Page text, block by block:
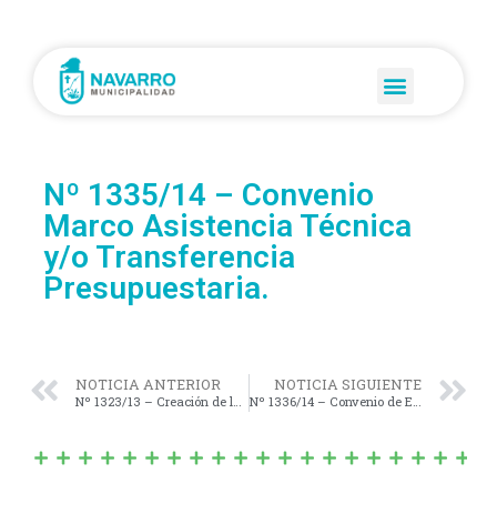
Nº 1335/14 – Convenio
Marco Asistencia Técnica
y/o Transferencia
Presupuestaria.
NOTICIA ANTERIOR
Nº 1323/13 – Creación de la Guardia Urbana Municipal
NOTICIA SIGUIENTE
Nº 1336/14 – Convenio de Ejecución «Remodelación Hospital San Antonio de Padua» de Navarro